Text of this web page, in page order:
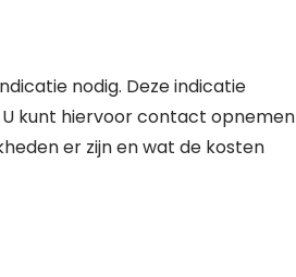
nodig. Deze indicatie
kunt hiervoor contact opnemen
er zijn en wat de kosten